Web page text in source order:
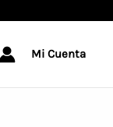
Mi Cuenta